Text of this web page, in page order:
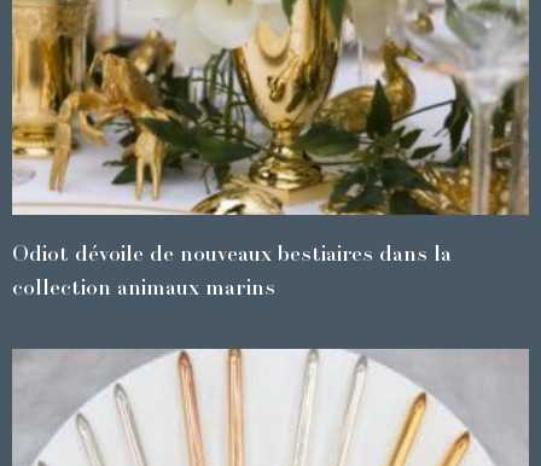
Odiot dévoile de nouveaux bestiaires dans la
collection animaux marins